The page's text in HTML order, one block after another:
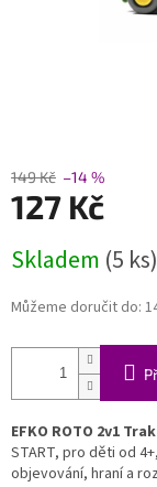
149 Kč –14 %
127 Kč
cena:
Skladem (5 ks)
Můžeme doručit do:
EFKO ROTO 2v1
START, pro děti od
objevování, hraní a